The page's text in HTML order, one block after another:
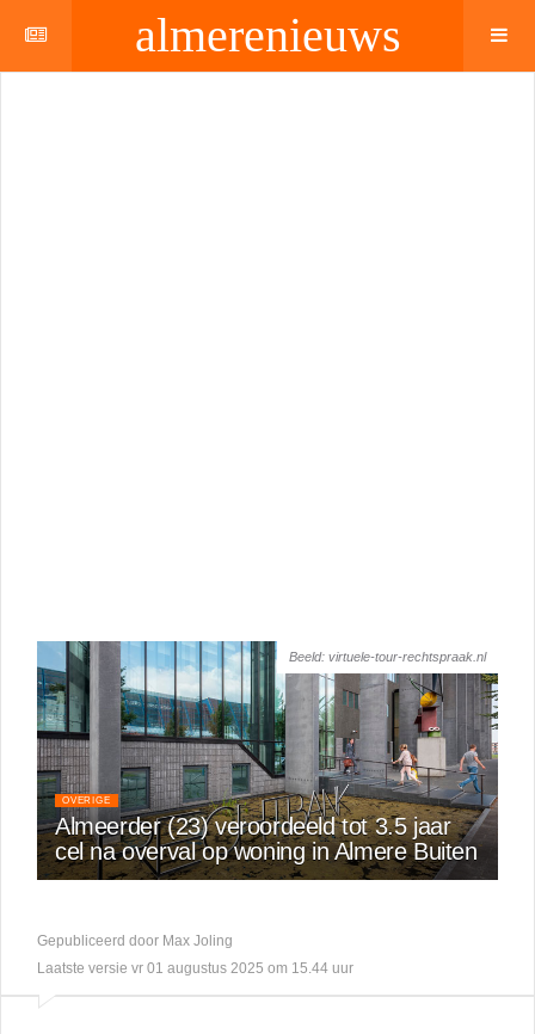
almerenieuws
Beeld: virtuele-tour-rechtspraak.nl
OVERIGE
Almeerder (23) veroordeeld tot 3.5 jaar
cel na overval op woning in Almere Buiten
Gepubliceerd door Max Joling
Laatste versie vr 01 augustus 2025 om 15.44 uur